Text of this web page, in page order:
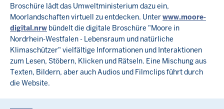
Broschüre lädt das Umweltministerium dazu ein,
Moorlandschaften virtuell zu entdecken. Unterwww.moore-
digital.nrw bündelt die digitale Broschüre "Moore in
Nordrhein-Westfalen - Lebensraum und natürliche
Klimaschützer" vielfältige Informationen und Interaktionen
zum Lesen, Stöbern, Klicken und Rätseln. Eine Mischung aus
Texten, Bildern, aber auch Audios und Filmclips führt durch
die Website.